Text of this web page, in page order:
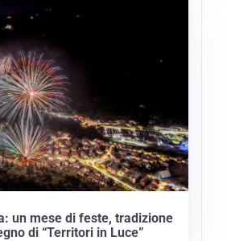
un mese di feste, tradizione
di “Territori in Luce”